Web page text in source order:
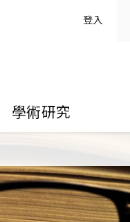
登入
學術研究